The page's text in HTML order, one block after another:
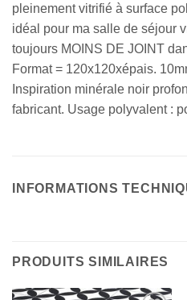
pleinement vitrifié à surface
idéal pour ma salle de séjour
toujours MOINS DE JOINT
Format = 120x120xépais.
Inspiration minérale noir
fabricant. Usage polyvalent :
INFORMATIONS
PRODUITS SIMILAIRES